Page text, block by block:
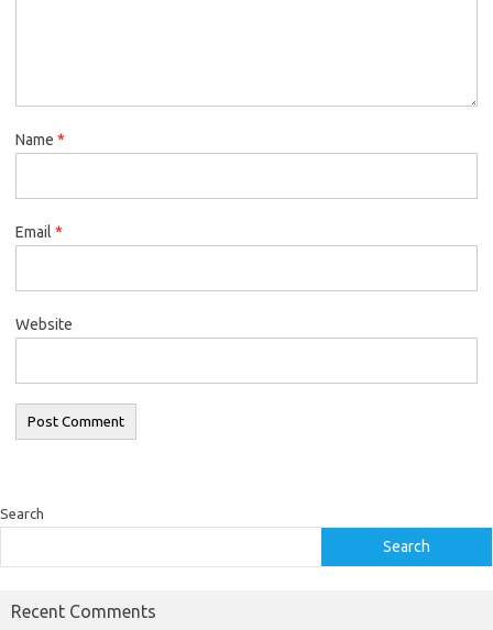
Name *
Email *
Website
Search
Search
Recent Comments